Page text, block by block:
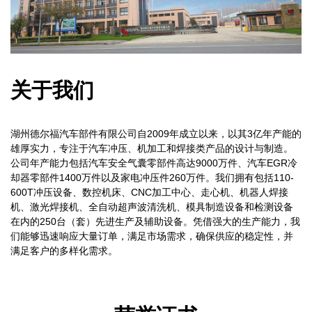
关于我们
湖州德尔福汽车部件有限公司自2009年成立以来，以其3亿年产能的
雄厚实力，专注于汽车冲压、机加工和焊接类产品的设计与制造。
公司年产能力包括汽车安全气囊零部件高达9000万件、汽车EGR冷
却器零部件1400万件以及家电冲压件260万件。我们拥有包括110-
600T冲压设备、数控机床、CNC加工中心、走心机、机器人焊接
机、激光焊接机、全自动超声波清洗机、模具制造设备和检测设备
在内的250台（套）先进生产及辅助设备。凭借强大的生产能力，我
们能够迅速响应大量订单，满足市场需求，确保供应的稳定性，并
满足客户的多样化需求。